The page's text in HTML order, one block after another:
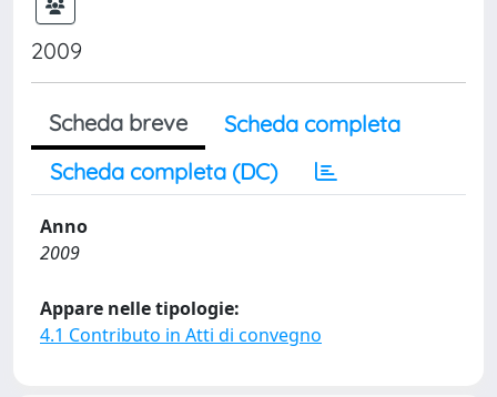
2009
Scheda breve
Scheda completa
Scheda completa (DC)
Anno
2009
Appare nelle tipologie:
4.1 Contributo in Atti di convegno